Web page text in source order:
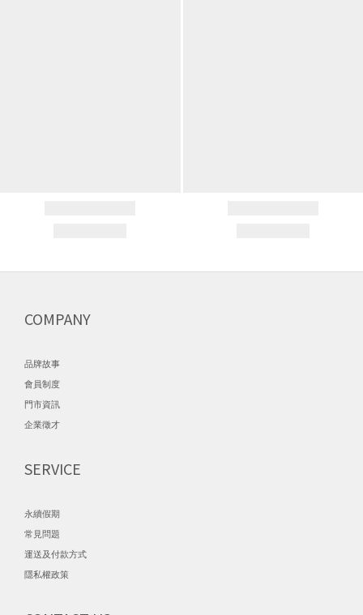
COMPANY
品牌故事
會員制度
門市資訊
企業徵才
SERVICE
永續假期
常見問題
運送及付款方式
隱私權政策